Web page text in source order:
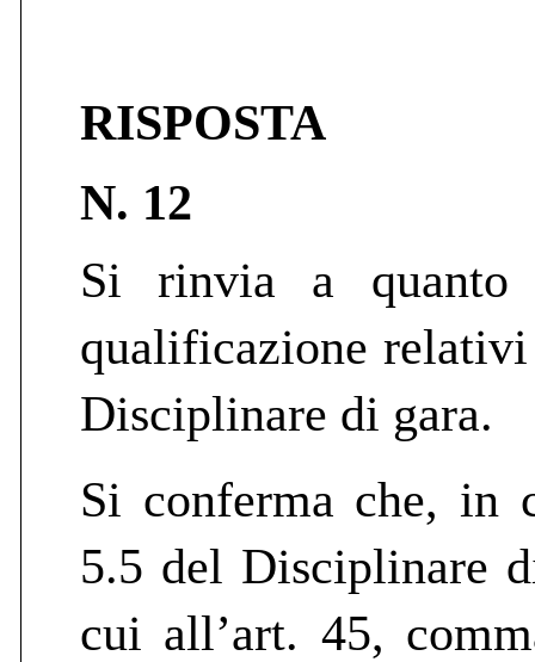
RISPOSTA
N. 12
Si rinvia a
qualificazione relativi
Disciplinare di gara.
Si conferma che, in
5.5 del Disciplinare
cui all’art. 45,